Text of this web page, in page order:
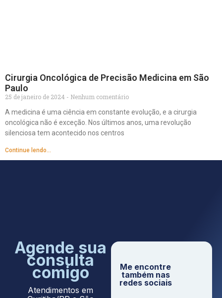
Cirurgia Oncológica de Precisão Medicina em São
Paulo
25 de janeiro de 2024
Nenhum comentário
A medicina é uma ciência em constante evolução, e a cirurgia
oncológica não é exceção. Nos últimos anos, uma revolução
silenciosa tem acontecido nos centros
Continue lendo...
Agende sua
consulta
comigo
Atendimentos em
Me encontre
também nas
redes sociais